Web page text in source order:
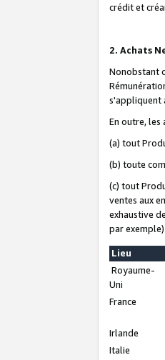
crédit et
2. Achats
Nonobstant
s'appliquent
En outre, les
(a) tout
(b) toute
(c) tout
ventes aux
exhaustive
par
Lieu
Royaume-
Uni
France
Irlande
Italie